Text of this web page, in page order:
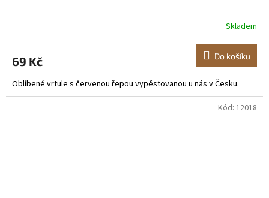
Skladem
69 Kč Do košíku
Oblíbené vrtule s červenou řepou vypěstovanou u nás v Česku.
Kód: 12018